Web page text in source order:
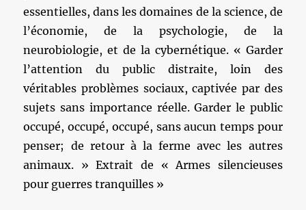
essentielles, dans les domaines de la science, de
l’économie, de la psychologie, de la
neurobiologie, et de la cybernétique. « Garder
l’attention du public distraite, loin des
véritables problèmes sociaux, captivée par des
sujets sans importance réelle. Garder le public
occupé, occupé, occupé, sans aucun temps pour
penser; de retour à la ferme avec les autres
animaux. » Extrait de « Armes silencieuses
pour guerres tranquilles »